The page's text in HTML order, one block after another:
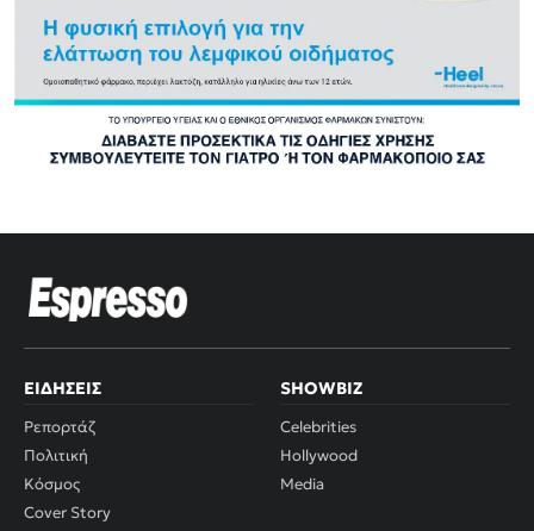
ΕΙΔΉΣΕΙΣ
Ρεπορτάζ
Πολιτική
Κόσμος
Cover Story
SHOWBIZ
Celebrities
Hollywood
Media